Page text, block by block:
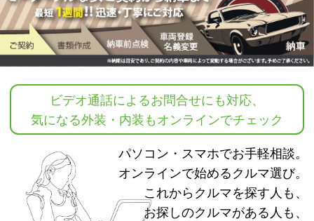
ビデオ通話によるお問合せにも対応、
気になる外装・内装もオンラインでチェック
パソコン・スマホでお手軽相談。
オンラインで始めるクルマ選び。
これからクルマを探す人も、
お探しのクルマがある人も、